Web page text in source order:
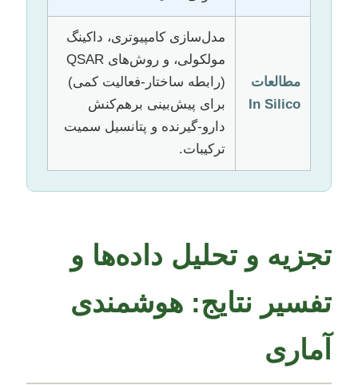
مطالعات
In Silico
مدل‌سازی کامپیوتری، داکینگ
مولکولی، و روش‌های QSAR
(رابطه ساختار-فعالیت کمی)
برای پیش‌بینی برهم‌کنش
دارو-گیرنده و پتانسیل سمیت
ترکیبات.
تجزیه و تحلیل داده‌ها و
تفسیر نتایج: هوشمندی
آماری